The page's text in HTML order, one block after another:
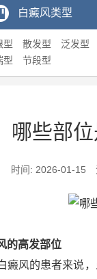
白癜风类型
型 散发型
泛发型
型
节段型
哪些部
时间: 2026-01-15
高发部位
风的患者来说，